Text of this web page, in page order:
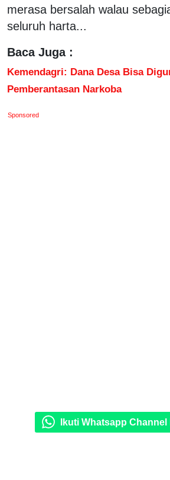
merasa bersalah walau
seluruh harta...
Baca Juga :
Kemendagri: Dana Desa Bisa
Pemberantasan Narkoba
Sponsored
Ikuti Whatsapp